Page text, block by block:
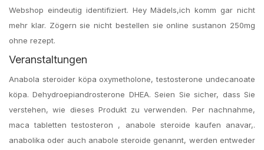
Webshop eindeutig identifiziert. Hey Mädels,ich komm gar nicht
mehr klar. Zögern sie nicht bestellen sie online sustanon 250mg
ohne rezept.
Veranstaltungen
Anabola steroider köpa oxymetholone, testosterone undecanoate
köpa. Dehydroepiandrosterone DHEA. Seien Sie sicher, dass Sie
verstehen, wie dieses Produkt zu verwenden. Per nachnahme,
maca tabletten testosteron , anabole steroide kaufen anavar,.
anabolika oder auch anabole steroide genannt, werden entweder